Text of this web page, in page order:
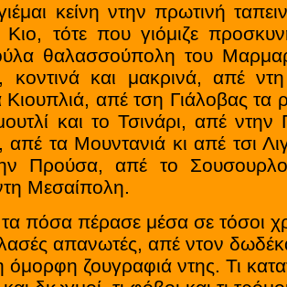
κείνη ντην πρωτινή
Κιο, τότε που γιόμιζε
θαλασσούπολη του
κοντινά και μακρινά, απέ
Κιουπλιά, απέ τση Γιάλοβας τα
και το Τσινάρι, απέ
απέ τα Μουντανιά κι απέ τσι
Προύσα, απέ το
Μεσαίπολη.
πόσα πέρασε μέσα σε τόσοι
απανωτές, απέ ντον
ζουγραφιά ντης. Τι